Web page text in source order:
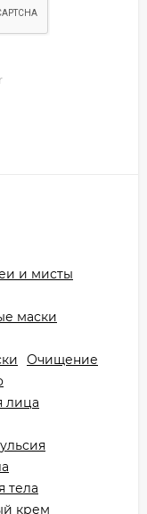
и мисты
маски
Очищение
лица
тела
крем